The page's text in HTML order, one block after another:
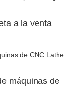
a la venta
máquinas de